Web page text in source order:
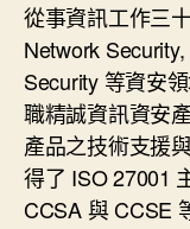
從事資訊工作三
Network
Security 等資安
職精誠資訊資安
產品之技術支援
得了 ISO 27001
CCSA 與 CCSE